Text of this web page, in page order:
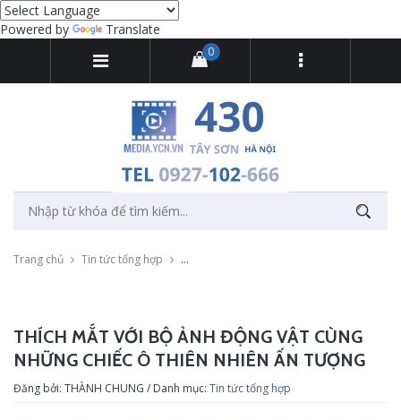
Powered by Translate
0
Trang chủ Tin tức tổng hợp Thích mắt với bộ ảnh động vật cùng những
THÍCH MẮT VỚI BỘ ẢNH ĐỘNG VẬT CÙNG
NHỮNG CHIẾC Ô THIÊN NHIÊN ẤN TƯỢNG
Đăng bởi: THÀNH CHUNG / Danh mục: Tin tức tổng hợp